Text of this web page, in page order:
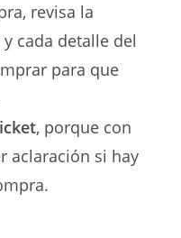
revisa la
cada detalle del
para que
, porque con
aclaración si hay